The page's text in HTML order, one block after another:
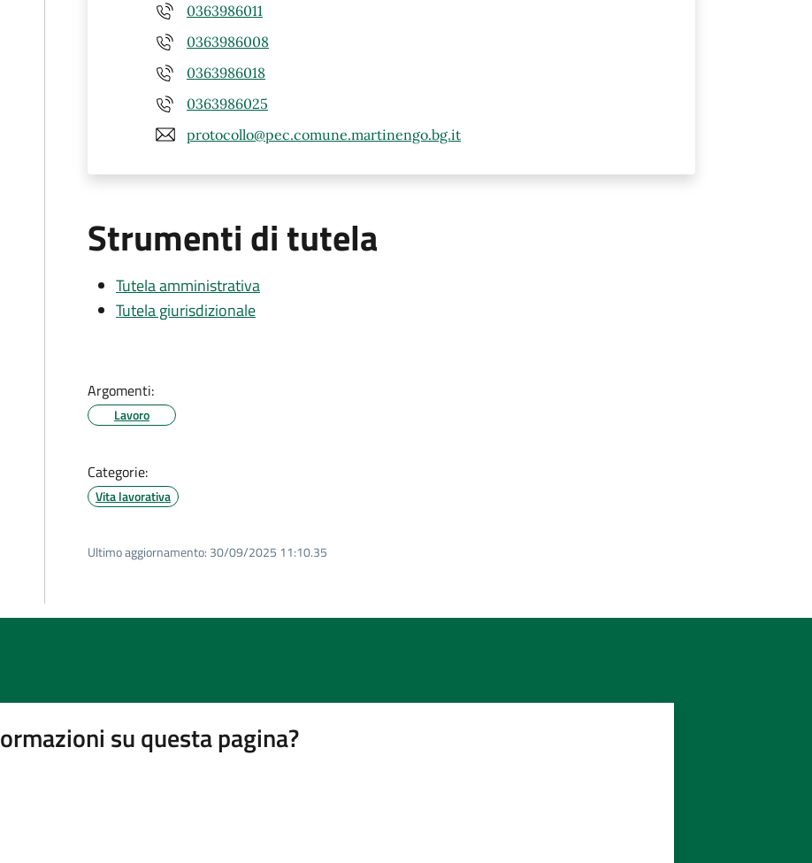
0363986011
0363986008
0363986018
0363986025
protocollo@pec.comune.martinengo.bg.it
Strumenti di tutela
Tutela amministrativa
Tutela giurisdizionale
Argomenti:
Lavoro
Categorie:
Vita lavorativa
Ultimo aggiornamento: 30/09/2025 11:10.35
su questa pagina?